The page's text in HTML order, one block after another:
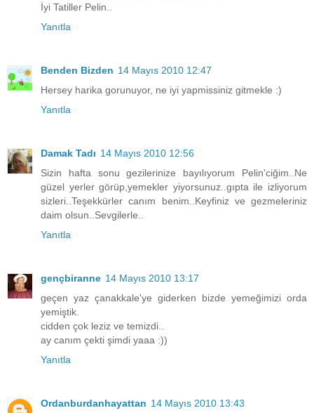
İyi Tatiller Pelin..
Yanıtla
Benden Bizden 14 Mayıs 2010 12:47
Hersey harika gorunuyor, ne iyi yapmissiniz gitmekle :)
Yanıtla
Damak Tadı 14 Mayıs 2010 12:56
Sizin hafta sonu gezilerinize bayılıyorum Pelin'ciğim..Ne
güzel yerler görüp,yemekler yiyorsunuz..gıpta ile izliyorum
sizleri..Teşekkürler canım benim..Keyfiniz ve gezmeleriniz
daim olsun..Sevgilerle..
Yanıtla
gençbiranne 14 Mayıs 2010 13:17
geçen yaz çanakkale'ye giderken bizde yemeğimizi orda
yemiştik.
cidden çok leziz ve temizdi..
ay canım çekti şimdi yaaa :))
Yanıtla
Ordanburdanhayattan 14 Mayıs 2010 13:43